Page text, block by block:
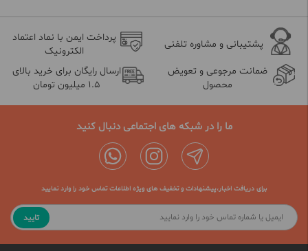
پشتیبانی و مشاوره تلفنی
پرداخت ایمن با نماد اعتماد
الکترونیک
ضمانت مرجوعی و تعویض
محصول
ارسال رایگان برای خرید بالای
1.5 میلیون تومان
ما را در شبکه های اجتماعی دنبال کنید
برای دریافت اخبار،پیشنهادات و تخفیف های ویژه اطلاعات تماس خود را وارد نمایید
تایید